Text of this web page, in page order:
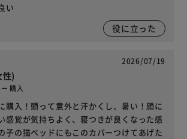
い
役に立った
2026/07/19
)
購入
購入！頭って意外と汗かくし、暑い！顔に
感覚が気持ちよく、寝つきが良くなった感
子の猫ベッドにもこのカバーつけてあげた